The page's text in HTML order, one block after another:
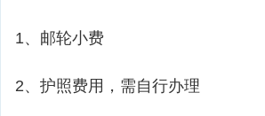
1、邮轮小费
2、护照费用，需自行办理